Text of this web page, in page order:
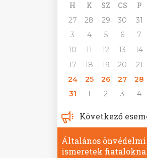
H K SZ CS P
27 28 29 30 31
3
4 5 6 7
10
11 12 13 14
17
18 19 20 21
24
25 26 27 28
31
1 2 3 4
Következő
Általános önvédelmi
ismeretek